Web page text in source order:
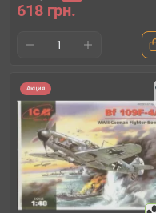
618 грн.
Акция